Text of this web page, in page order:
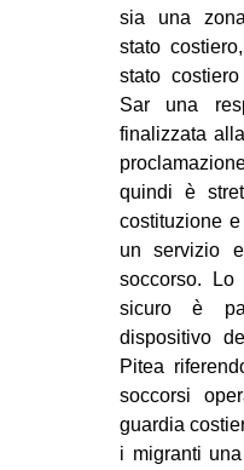
sia una
stato
stato
Sar una
finalizzata
quindi è
costituzione
un servizio
soccorso.
sicuro è
dispositivo
Pitea
soccorsi
guardia
i migranti